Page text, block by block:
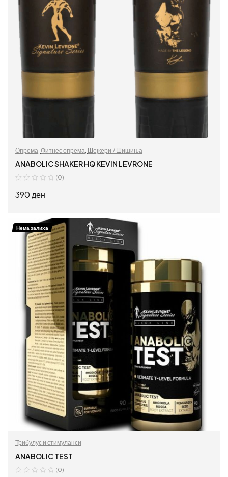
Опрема Фитнес опрема Шејкери / Шишиња
ANABOLIC SHAKER HQ KEVIN LEVRONE
(0)
390 ден
ПРОЧИТАЈ ПОВЕЌЕ
Нема залиха
Трибулус и стимуланси
ANABOLIC TEST
(0)